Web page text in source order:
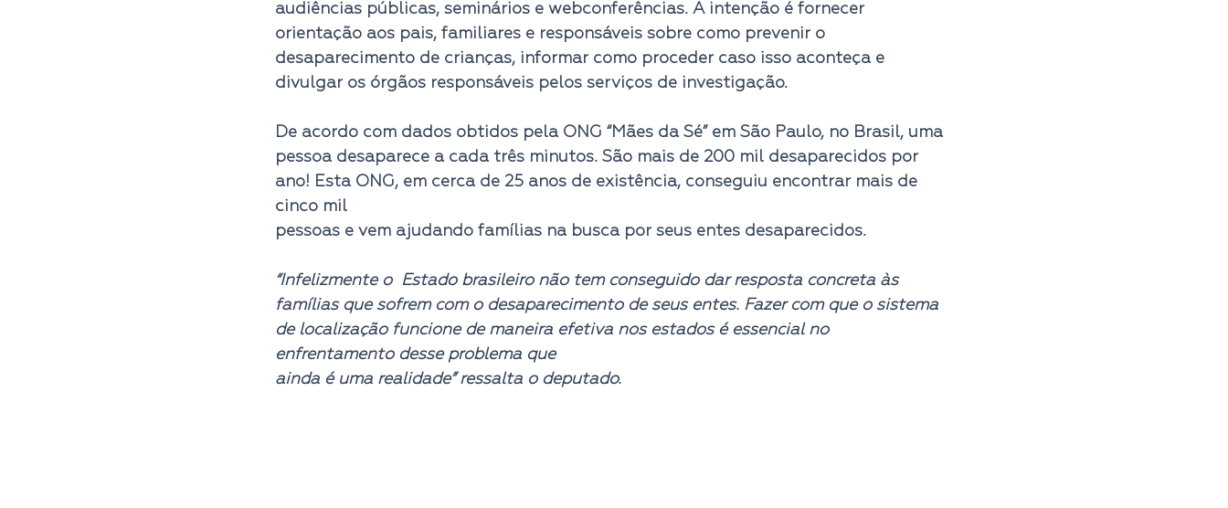
audiências públicas, seminários e webconferências. A intenção é fornecer
orientação aos pais, familiares e responsáveis sobre como prevenir o
desaparecimento de crianças, informar como proceder caso isso aconteça e
divulgar os órgãos responsáveis pelos serviços de investigação.
De acordo com dados obtidos pela ONG “Mães da Sé” em São Paulo, no Brasil, uma
pessoa desaparece a cada três minutos. São mais de 200 mil desaparecidos por
ano! Esta ONG, em cerca de 25 anos de existência, conseguiu encontrar mais de
cinco mil
pessoas e vem ajudando famílias na busca por seus entes desaparecidos.
“Infelizmente o  Estado brasileiro não tem conseguido dar resposta concreta às
famílias que sofrem com o desaparecimento de seus entes. Fazer com que o sistema
de localização funcione de maneira efetiva nos estados é essencial no
enfrentamento desse problema que
ainda é uma realidade” ressalta o deputado.